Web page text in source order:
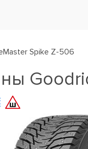
Spike Z-506